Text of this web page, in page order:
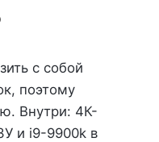
с собой
поэтому
Внутри: 4К-
и i9-9900k в